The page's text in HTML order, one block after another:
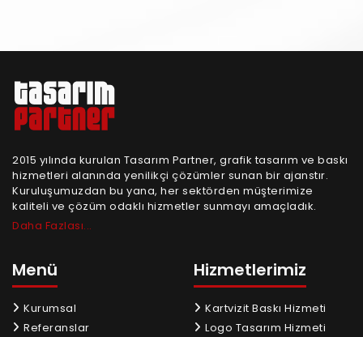
2015 yılında kurulan Tasarım Partner, grafik tasarım ve baskı
hizmetleri alanında yenilikçi çözümler sunan bir ajanstır.
Kuruluşumuzdan bu yana, her sektörden müşterimize
kaliteli ve çözüm odaklı hizmetler sunmayı amaçladık.
Daha Fazlası...
Menü
Kurumsal
Referanslar
Hizmetlerimiz
Kartvizit Baskı Hizmeti
Logo Tasarım Hizmeti